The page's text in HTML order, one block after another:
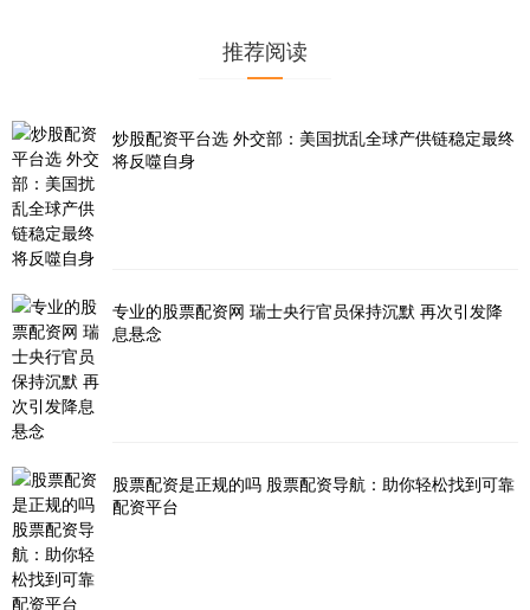
推荐阅读
炒股配资平台选 外交部：美国扰乱全球产供链稳定最终
将反噬自身
专业的股票配资网 瑞士央行官员保持沉默 再次引发降
息悬念
股票配资是正规的吗 股票配资导航：助你轻松找到可靠
配资平台